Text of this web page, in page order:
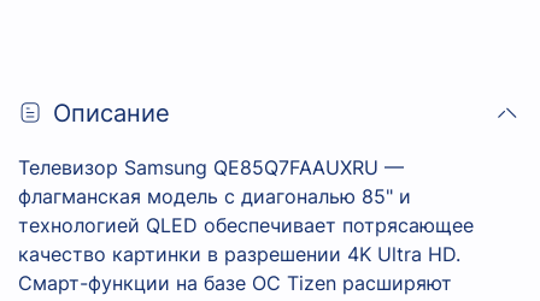
Описание
Телевизор Samsung QE85Q7FAAUXRU —
флагманская модель с диагональю 85" и
технологией QLED обеспечивает потрясающее
качество картинки в разрешении 4K Ultra HD.
Смарт-функции на базе ОС Tizen расширяют